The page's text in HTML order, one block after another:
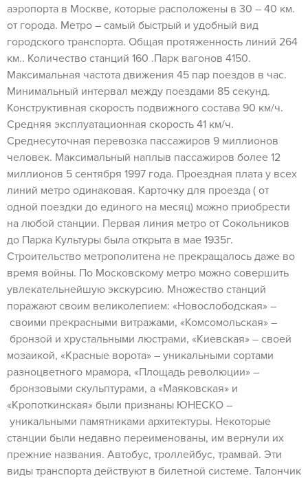
аэропорта в Москве, которые расположены в 30 – 40 км.
от города. Метро – самый быстрый и удобный вид
городского транспорта. Общая протяженность линий 264
км.. Количество станций 160 .Парк вагонов 4150.
Максимальная частота движения 45 пар поездов в час.
Минимальный интервал между поездами 85 секунд.
Конструктивная скорость подвижного состава 90 км/ч.
Средняя эксплуатационная скорость 41 км/ч.
Среднесуточная перевозка пассажиров 9 миллионов
человек. Максимальный наплыв пассажиров более 12
миллионов 5 сентября 1997 года. Проездная плата у всех
линий метро одинаковая. Карточку для проезда ( от
одной поездки до единого на месяц) можно приобрести
на любой станции. Первая линия метро от Сокольников
до Парка Культуры была открыта в мае 1935г.
Строительство метрополитена не прекращалось даже во
время войны. По Московскому метро можно совершить
увлекательнейшую экскурсию. Множество станций
поражают своим великолепием: «Новослободская» –
своими прекрасными витражами, «Комсомольская» –
бронзой и хрустальными люстрами, «Киевская» – своей
мозаикой, «Красные ворота» – уникальными сортами
разноцветного мрамора, «Площадь революции» –
бронзовыми скульптурами, а «Маяковская» и
«Кропоткинская» были признаны ЮНЕСКО –
уникальными памятниками архитектуры. Некоторые
станции были недавно переименованы, им вернули их
прежние названия. Автобус, троллейбус, трамвай. Эти
виды транспорта действуют в билетной системе. Талончик